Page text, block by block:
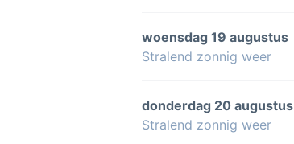
woensdag 19 augustus
Stralend zonnig weer
donderdag 20 augustus
Stralend zonnig weer